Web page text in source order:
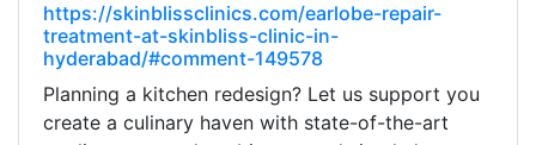
https://skinblissclinics.com/earlobe-repair-
treatment-at-skinbliss-clinic-in-
hyderabad/#comment-149578
Planning a kitchen redesign? Let us support you
create a culinary haven with state-of-the-art